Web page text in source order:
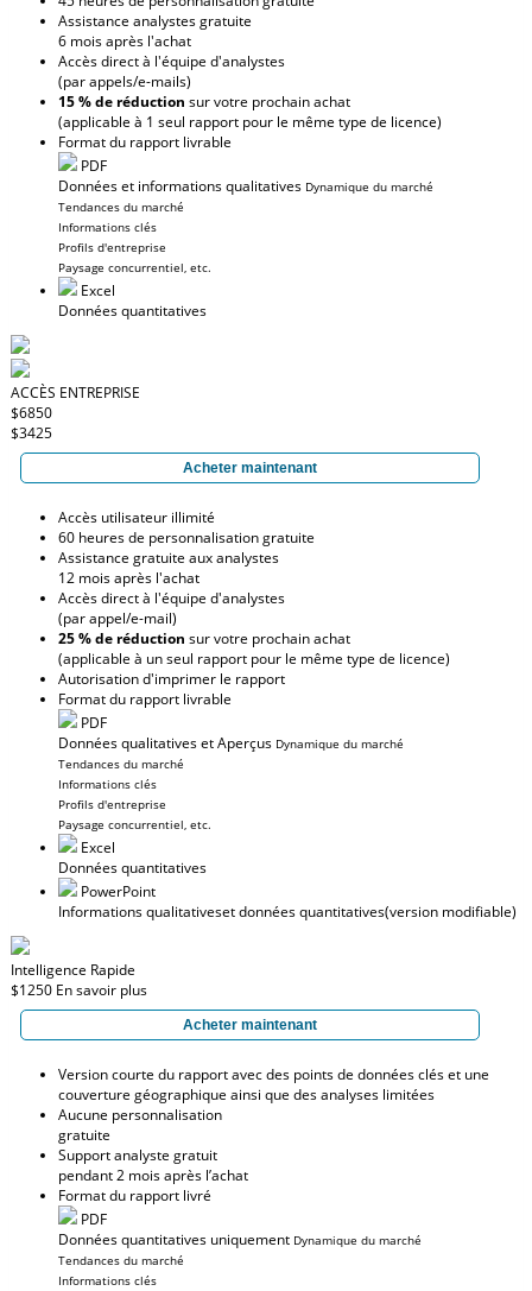
Assistance analystes gratuite
6 mois après l'achat
Accès direct à l'équipe d'analystes
(par appels/e-mails)
15 % de réduction sur votre prochain achat
(applicable à 1 seul rapport pour le même type de licence)
Format du rapport livrable
PDF
Données et informations qualitatives Dynamique du marché
Tendances du marché
Informations clés
Profils d'entreprise
Paysage concurrentiel, etc.
Excel
Données quantitatives
ACCÈS ENTREPRISE
$6850
$3425
Acheter maintenant
Accès utilisateur illimité
60 heures de personnalisation gratuite
Assistance gratuite aux analystes
12 mois après l'achat
Accès direct à l'équipe d'analystes
(par appel/e-mail)
25 % de réduction sur votre prochain achat
(applicable à un seul rapport pour le même type de licence)
Autorisation d'imprimer le rapport
Format du rapport livrable
PDF
Données qualitatives et Aperçus Dynamique du marché
Tendances du marché
Informations clés
Profils d'entreprise
Paysage concurrentiel, etc.
Excel
Données quantitatives
PowerPoint
Informations qualitativeset données quantitatives(version modifiable)
Intelligence Rapide
$1250 En savoir plus
Acheter maintenant
Version courte du rapport avec des points de données clés et une
couverture géographique ainsi que des analyses limitées
Aucune personnalisation
gratuite
Support analyste gratuit
pendant 2 mois après l’achat
Format du rapport livré
PDF
Données quantitatives uniquement Dynamique du marché
Tendances du marché
Informations clés